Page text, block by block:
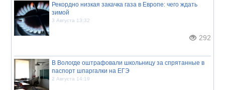
Рекордно низкая закачка газа в Европе: чего ждать
зимой
3 Августа 13:32
292
В Вологде оштрафовали школьницу за спрятанные в
паспорт шпаргалки на ЕГЭ
2 Августа 14:19